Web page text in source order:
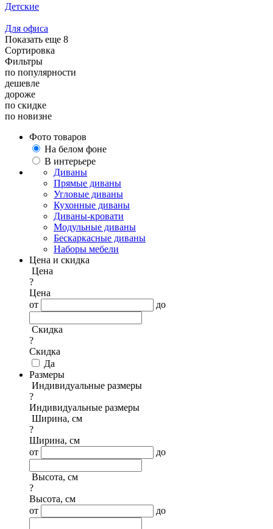
Детские
Для офиса
Показать еще 8
Сортировка
Фильтры
по популярности
дешевле
дороже
по скидке
по новизне
Фото товаров
На белом фоне
В интерьере
Диваны
Прямые диваны
Угловые диваны
Кухонные диваны
Диваны-кровати
Модульные диваны
Бескаркасные диваны
Наборы мебели
Цена и скидка
Цена
?
Цена
от
до
Скидка
?
Скидка
Да
Размеры
Индивидуальные размеры
?
Индивидуальные размеры
Ширина, см
?
Ширина, см
от
до
Высота, см
?
Высота, см
от
до